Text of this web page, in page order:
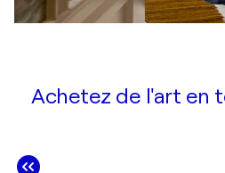
Achetez de l'art en